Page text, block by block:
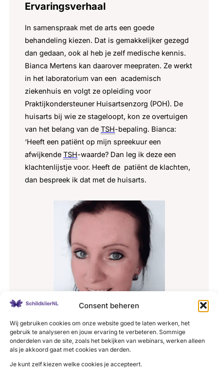
Consent beheren
Wij gebruiken cookies om onze website goed te laten werken, het
gebruik te analyseren en jouw ervaring te verbeteren. Sommige
onderdelen van de site, zoals het bekijken van webinars, werken alleen
als je akkoord gaat met cookies van derden.
Je kunt zelf kiezen welke cookies je accepteert.
Ervaringsverhaal
In samenspraak met de arts een goede
behandeling kiezen. Dat is gemakkelijker gezegd
dan gedaan, ook al heb je zelf medische kennis.
Bianca Mertens kan daarover meepraten. Ze werkt
in het laboratorium van een academisch
ziekenhuis en volgt ze opleiding voor
Praktijkondersteuner Huisartsenzorg (POH). De
huisarts bij wie ze stageloopt, kon ze overtuigen
van het belang van deTSH-bepaling. Bianca:
‘Heeft een patiënt op mijn spreekuur een
afwijkendeTSH-waarde? Dan leg ik deze een
klachtenlijstje voor. Heeft de patiënt de klachten,
dan bespreek ik dat met de huisarts.
Lees de ervaring van Bianca